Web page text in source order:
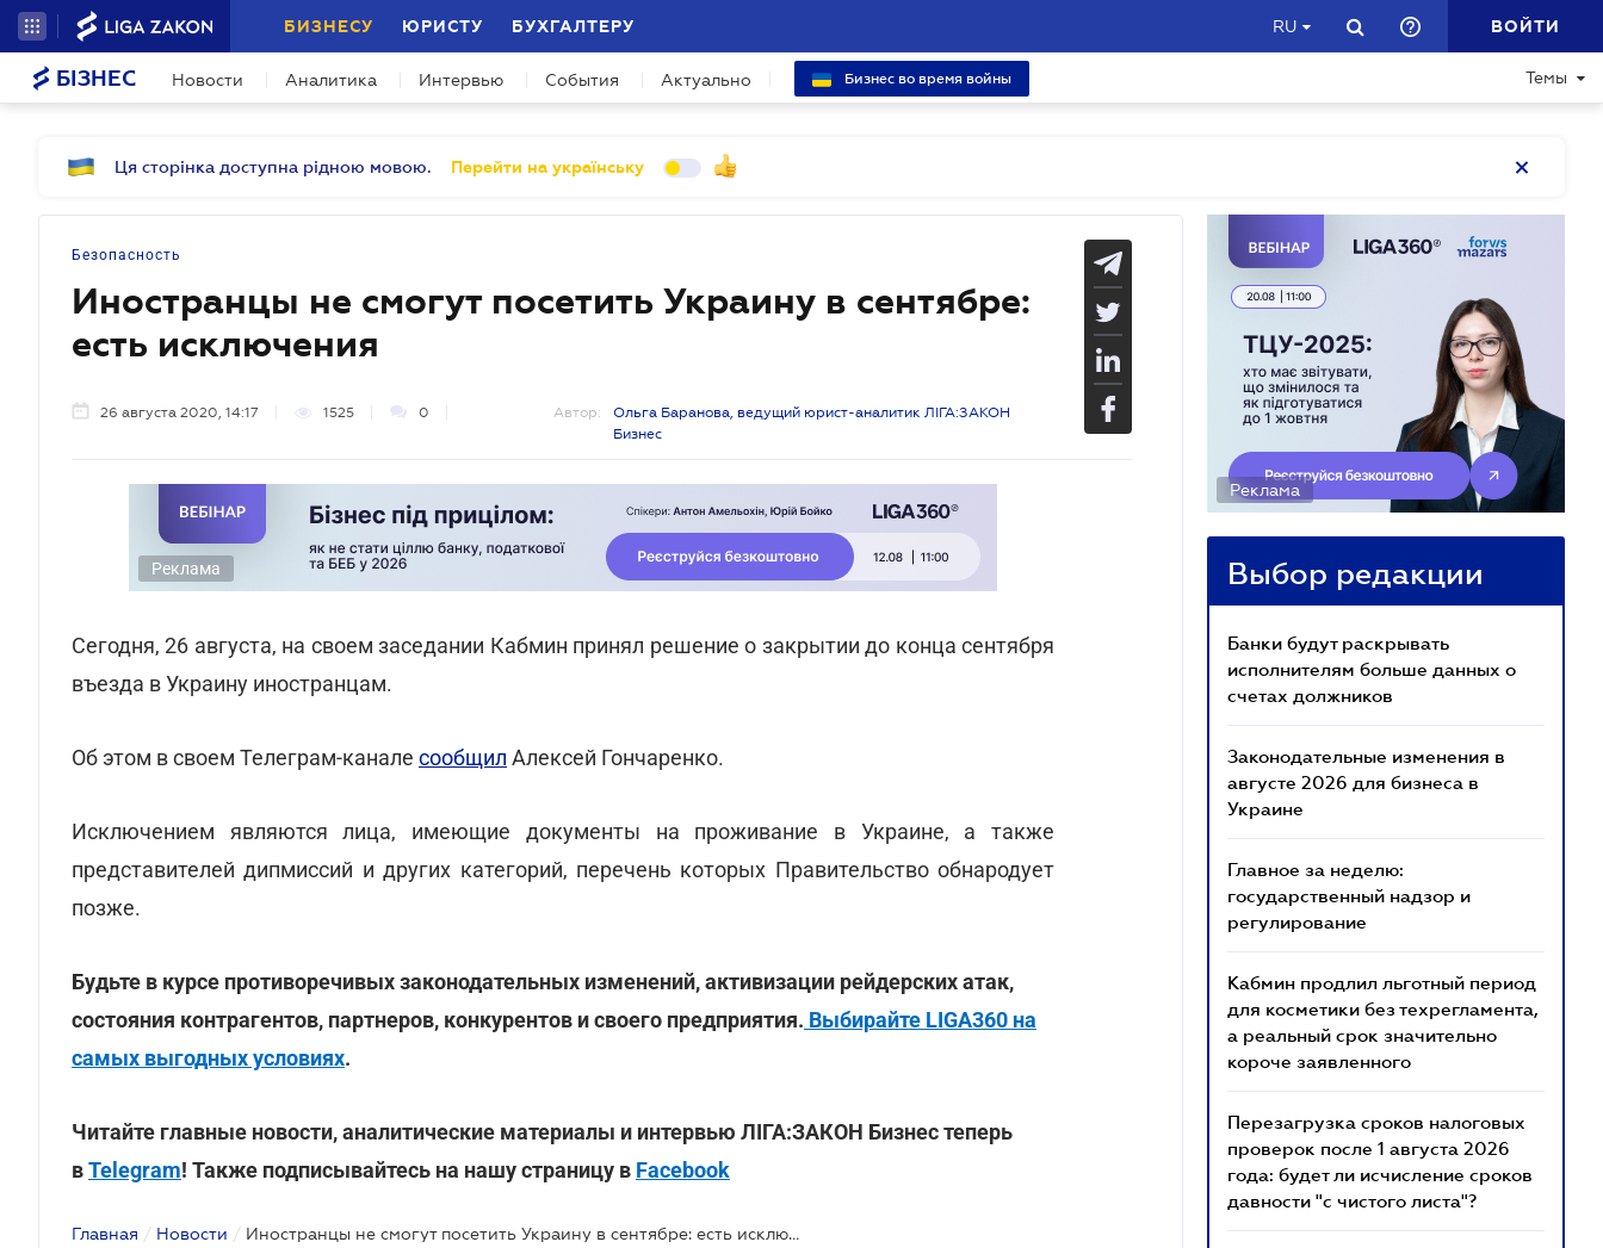
БИЗНЕСУ ЮРИСТУ БУХГАЛТЕРУ RU ВОЙТИ
БІЗНЕС Новости Аналитика Интервью События Актуально Бизнес во время войны Темы
Ця сторінка доступна рідною мовою. Перейти на українську
Безопасность
Иностранцы не смогут посетить Украину в сентябре:
есть исключения
26 августа 2020, 14:17 1525 0 Автор:
Ольга Баранова, ведущий юрист-аналитик ЛІГА:ЗАКОН
Бизнес
Реклама
Сегодня, 26 августа, на своем заседании Кабмин принял решение о закрытии до конца сентября
въезда в Украину иностранцам.
Об этом в своем Телеграм-канале сообщил Алексей Гончаренко.
Исключением являются лица, имеющие документы на проживание в Украине, а также
представителей дипмиссий и других категорий, перечень которых Правительство обнародует
позже.
Будьте в курсе противоречивых законодательных изменений, активизации рейдерских атак,
состояния контрагентов, партнеров, конкурентов и своего предприятия. Выбирайте LIGA360 на
самых выгодных условиях.
Читайте главные новости, аналитические материалы и интервью ЛІГА:ЗАКОН Бизнес теперь
вTelegram! Также подписывайтесь на нашу страницу в Facebook
Главная / Новости / Иностранцы не смогут посетить Украину в сентябре: есть исключения
Реклама
Выбор редакции
Банки будут раскрывать
исполнителям больше данных о
счетах должников
Законодательные изменения в
августе 2026 для бизнеса в
Украине
Главное за неделю:
государственный надзор и
регулирование
Кабмин продлил льготный период
для косметики без техрегламента,
а реальный срок значительно
короче заявленного
Перезагрузка сроков налоговых
проверок после 1 августа 2026
года: будет ли исчисление сроков
давности "с чистого листа"?